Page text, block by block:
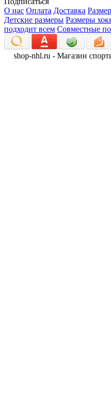
О нас Оплата Доставка
Детские размеры Размеры
подходит всем Совместные
shop-nhl.ru - Магазин